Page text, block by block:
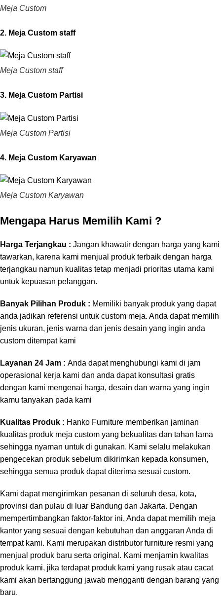
Meja Custom
2. Meja Custom staff
Meja Custom staff
3. Meja Custom Partisi
Meja Custom Partisi
4. Meja Custom Karyawan
Meja Custom Karyawan
Mengapa Harus Memilih Kami ?
Harga Terjangkau : Jangan khawatir dengan harga yang kami
tawarkan, karena kami menjual produk terbaik dengan harga
terjangkau namun kualitas tetap menjadi prioritas utama kami
untuk kepuasan pelanggan.
Banyak Pilihan Produk : Memiliki banyak produk yang dapat
anda jadikan referensi untuk custom meja. Anda dapat memilih
jenis ukuran, jenis warna dan jenis desain yang ingin anda
custom ditempat kami
Layanan 24 Jam : Anda dapat menghubungi kami di jam
operasional kerja kami dan anda dapat konsultasi gratis
dengan kami mengenai harga, desain dan warna yang ingin
kamu tanyakan pada kami
Kualitas Produk : Hanko Furniture memberikan jaminan
kualitas produk meja custom yang bekualitas dan tahan lama
sehingga nyaman untuk di gunakan. Kami selalu melakukan
pengecekan produk sebelum dikirimkan kepada konsumen,
sehingga semua produk dapat diterima sesuai custom.
Kami dapat mengirimkan pesanan di seluruh desa, kota,
provinsi dan pulau di luar Bandung dan Jakarta. Dengan
mempertimbangkan faktor-faktor ini, Anda dapat memilih meja
kantor yang sesuai dengan kebutuhan dan anggaran Anda di
tempat kami. Kami merupakan distributor furniture resmi yang
menjual produk baru serta original. Kami menjamin kwalitas
produk kami, jika terdapat produk kami yang rusak atau cacat
kami akan bertanggung jawab mengganti dengan barang yang
baru.